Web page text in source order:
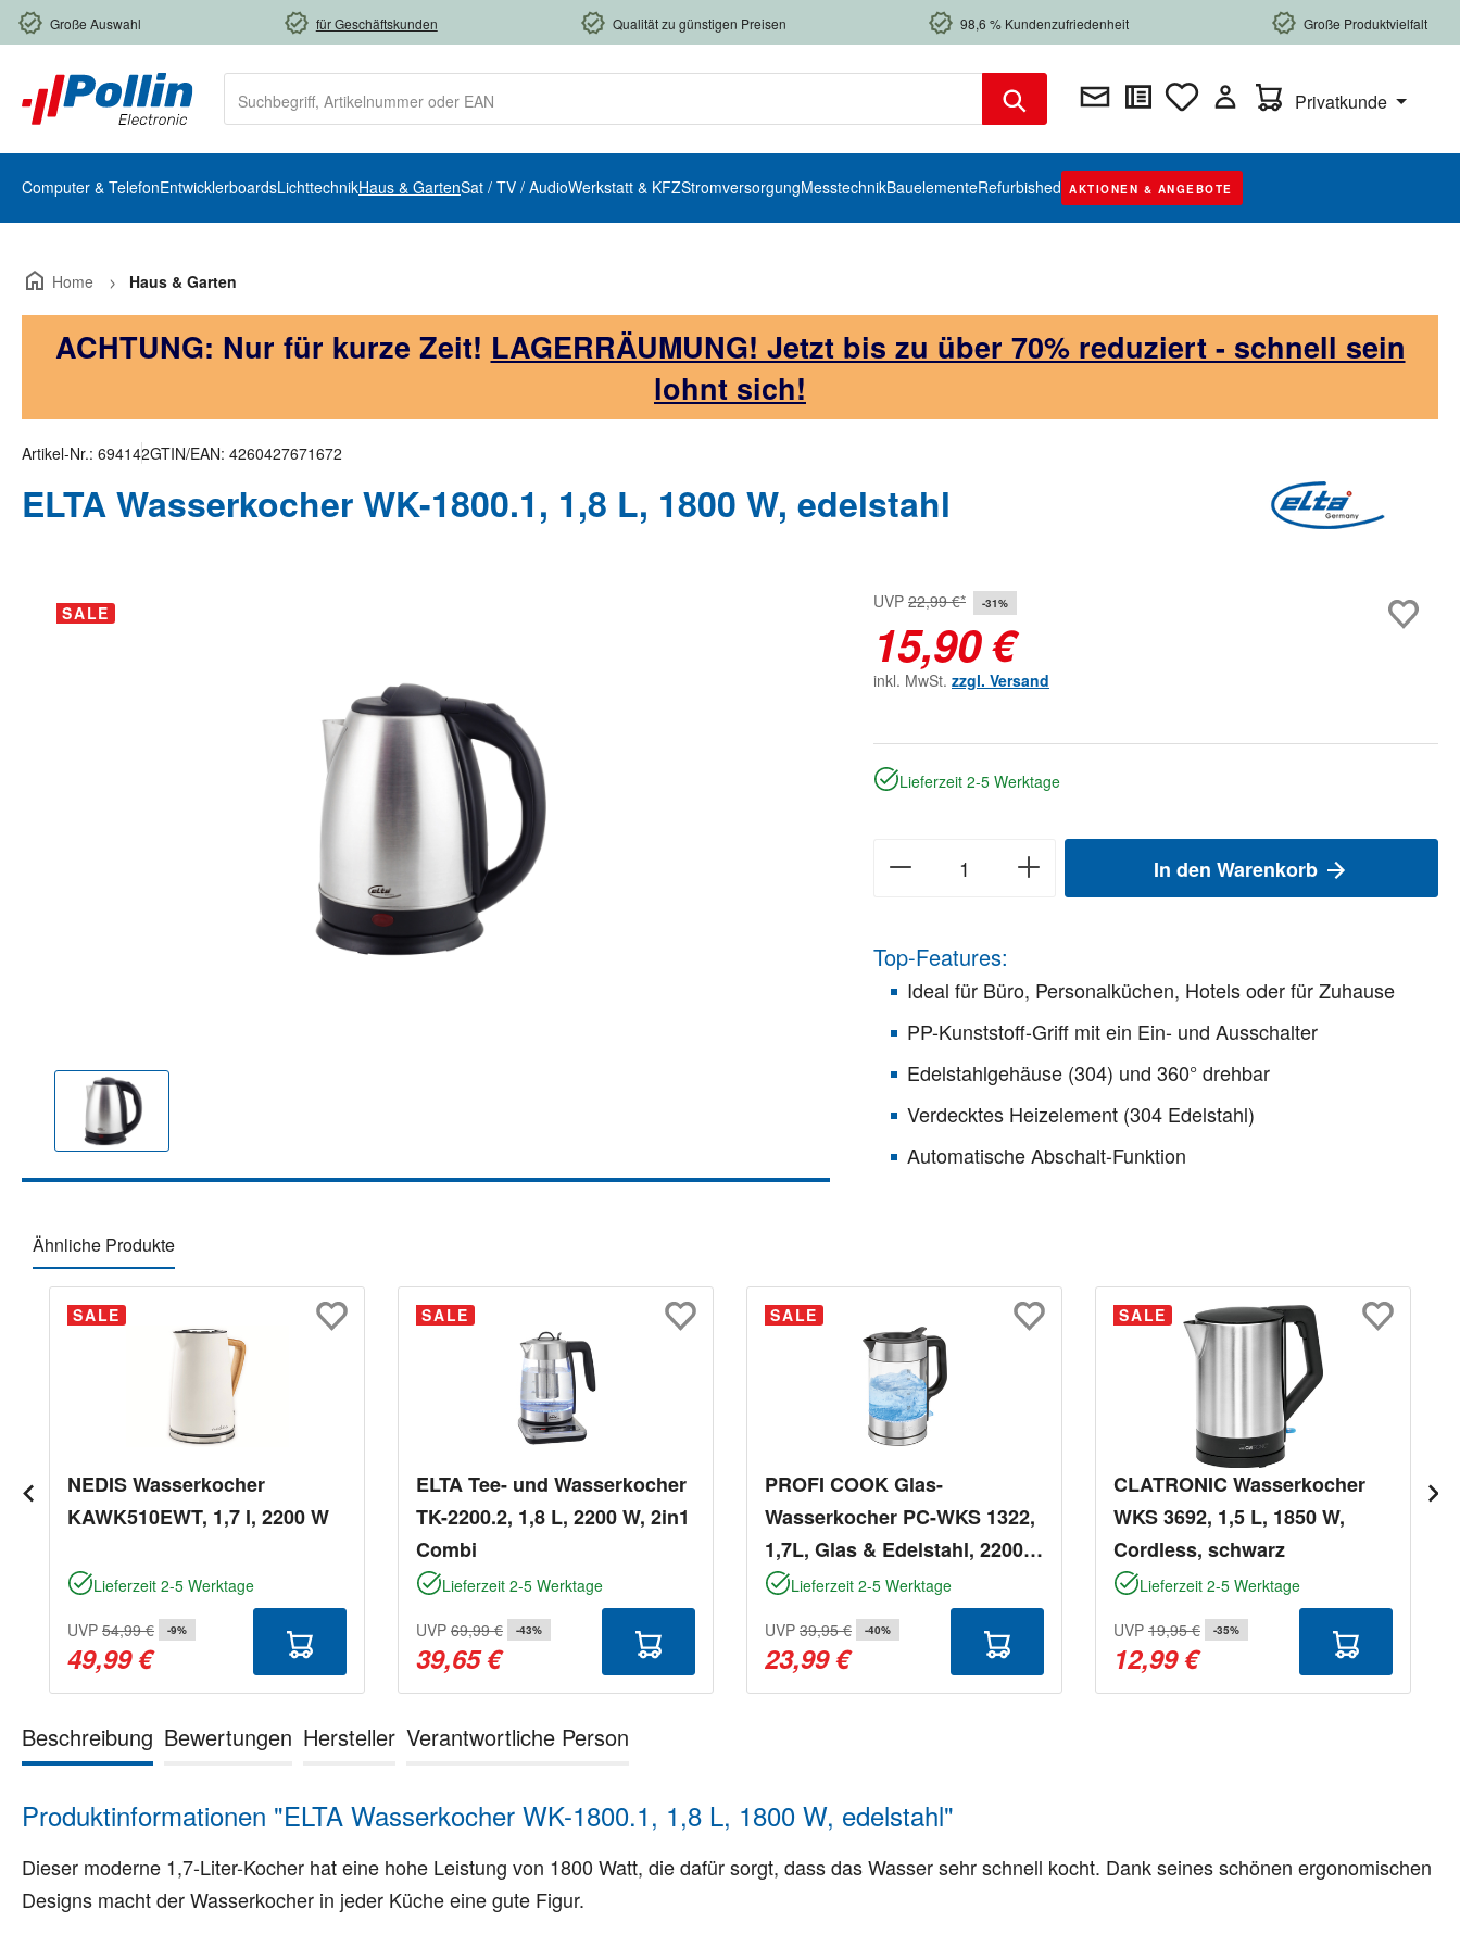
Hauptinhalt springen
Zur Suche springen
Zur Hauptnavigation springen
Große Auswahl für Geschäftskunden Qualität zu günstigen Preisen 98,6 % Kundenzufriedenheit Große Produktvielfalt
Warenkorb enthält 0
Privatkunde
Computer & TelefonEntwicklerboardsLichttechnikHaus & GartenSat / TV / AudioWerkstatt & KFZStromversorgungMesstechnikBauelementeRefurbished AKTIONEN & ANGEBOTE
Home Haus & Garten
ACHTUNG: Nur für kurze Zeit! LAGERRÄUMUNG! Jetzt bis zu über 70% reduziert - schnell sein
lohnt sich!
Artikel-Nr.: 694142GTIN/EAN: 4260427671672
ELTA Wasserkocher WK-1800.1, 1,8 L, 1800 W, edelstahl
Bildergalerie überspringen
SALE
UVP 22,99 €* -31%
15,90 €
inkl. MwSt. zzgl. Versand
Lieferzeit 2-5 Werktage
In den Warenkorb
Top-Features:
Ideal für Büro, Personalküchen, Hotels oder für Zuhause
PP-Kunststoff-Griff mit ein Ein- und Ausschalter
Edelstahlgehäuse (304) und 360° drehbar
Verdecktes Heizelement (304 Edelstahl)
Automatische Abschalt-Funktion
Ähnliche Produkte
Produktgalerie überspringen
SALE
NEDIS Wasserkocher
KAWK510EWT, 1,7 l, 2200 W
Lieferzeit 2-5 Werktage
UVP 54,99 € -9%
49,99 €
SALE
ELTA Tee- und Wasserkocher
TK-2200.2, 1,8 L, 2200 W, 2in1
Combi
Lieferzeit 2-5 Werktage
UVP 69,99 € -43%
39,65 €
SALE
PROFI COOK Glas-
Wasserkocher PC-WKS 1322,
1,7L, Glas & Edelstahl, 2200
W, Inox
Lieferzeit 2-5 Werktage
UVP 39,95 € -40%
23,99 €
SALE
CLATRONIC Wasserkocher
WKS 3692, 1,5 L, 1850 W,
Cordless, schwarz
Lieferzeit 2-5 Werktage
UVP 19,95 € -35%
12,99 €
Beschreibung Bewertungen Hersteller Verantwortliche Person
Produktinformationen "ELTA Wasserkocher WK-1800.1, 1,8 L, 1800 W, edelstahl"
Dieser moderne 1,7-Liter-Kocher hat eine hohe Leistung von 1800 Watt, die dafür sorgt, dass das Wasser sehr schnell kocht. Dank seines schönen ergonomischen
Designs macht der Wasserkocher in jeder Küche eine gute Figur.